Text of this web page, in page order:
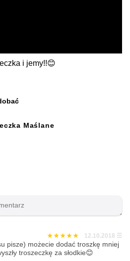
i jemy!!😊
Maślane
12.10.2018 ☰
pisze) możecie dodać troszkę mniej
troszeczkę za słodkie😊